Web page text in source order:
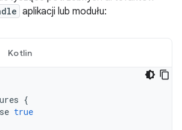
aplikacji lub modułu:
Kotlin
{
true